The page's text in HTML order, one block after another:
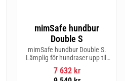
mimSafe hundbur
Double S
mimSafe hundbur Double S.
Lämplig för hundraser upp till
52 cm i mankhöjd.
7 632kr